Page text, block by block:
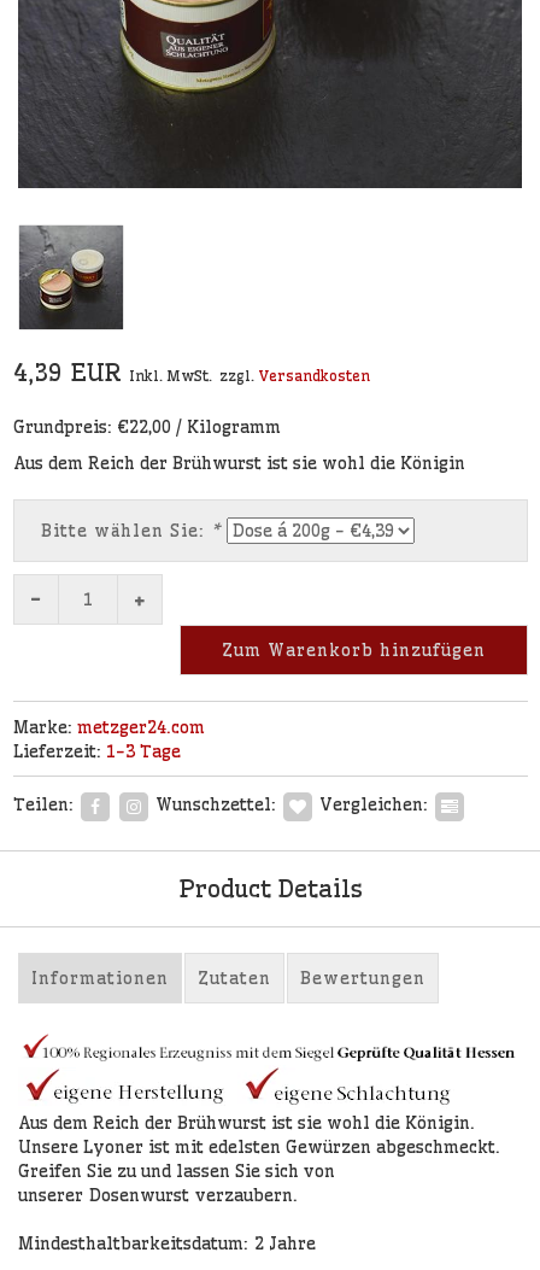
4,39 EUR Inkl. MwSt. zzgl. Versandkosten
Grundpreis: €22,00 / Kilogramm
Aus dem Reich der Brühwurst ist sie wohl die Königin
Bitte wählen Sie: *
- +
Zum Warenkorb hinzufügen
Marke: metzger24.com
Lieferzeit: 1-3 Tage
Teilen: Wunschzettel: Vergleichen:
Product Details
Informationen Zutaten Bewertungen
Aus dem Reich der Brühwurst ist sie wohl die Königin.
Unsere Lyoner ist mit edelsten Gewürzen abgeschmeckt.
Greifen Sie zu und lassen Sie sich von
unserer Dosenwurst verzaubern.
Mindesthaltbarkeitsdatum: 2 Jahre